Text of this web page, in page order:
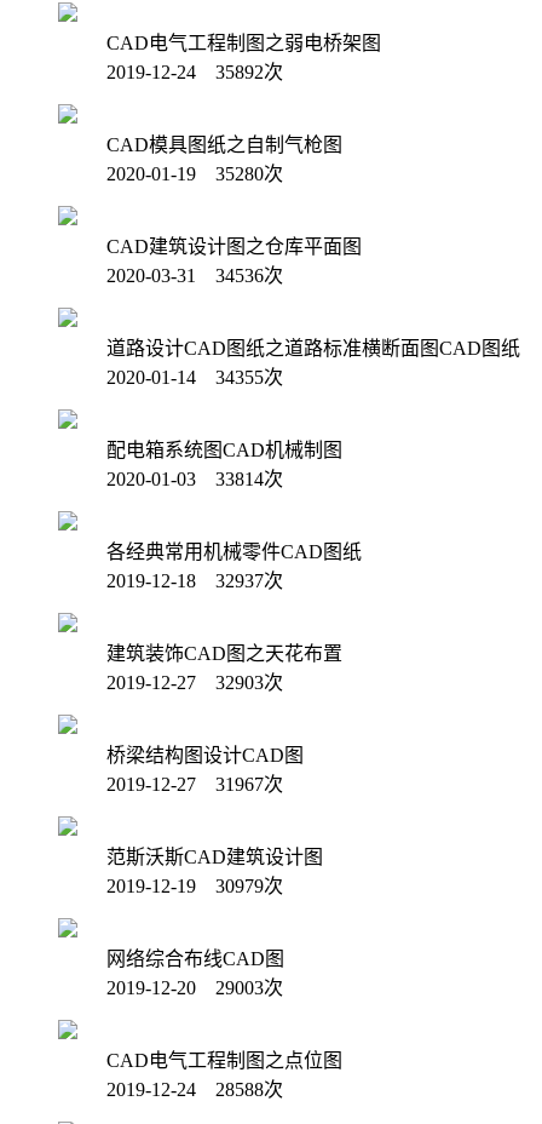
CAD电气工程制图之弱电桥架图
2019-12-24 35892次
CAD模具图纸之自制气枪图
2020-01-19 35280次
CAD建筑设计图之仓库平面图
2020-03-31 34536次
道路设计CAD图纸之道路标准横断面图CAD图纸
2020-01-14 34355次
配电箱系统图CAD机械制图
2020-01-03 33814次
各经典常用机械零件CAD图纸
2019-12-18 32937次
建筑装饰CAD图之天花布置
2019-12-27 32903次
桥梁结构图设计CAD图
2019-12-27 31967次
范斯沃斯CAD建筑设计图
2019-12-19 30979次
网络综合布线CAD图
2019-12-20 29003次
CAD电气工程制图之点位图
2019-12-24 28588次